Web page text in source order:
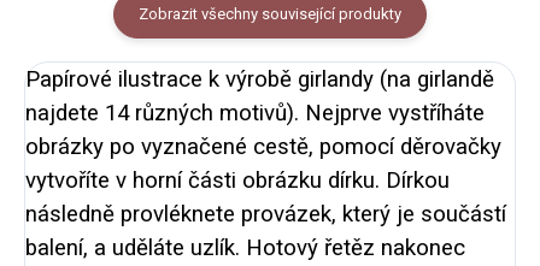
Zobrazit všechny související produkty
Papírové ilustrace k výrobě girlandy (na girlandě
najdete 14 různých motivů). Nejprve vystříháte
obrázky po vyznačené cestě, pomocí děrovačky
vytvoříte v horní části obrázku dírku. Dírkou
následně provléknete provázek, který je součástí
balení, a uděláte uzlík. Hotový řetěz nakonec